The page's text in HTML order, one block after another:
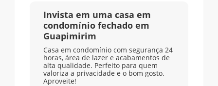
Invista em uma casa em
condomínio fechado em
Guapimirim
Casa em condomínio com segurança 24
horas, área de lazer e acabamentos de
alta qualidade. Perfeito para quem
valoriza a privacidade e o bom gosto.
Aproveite!